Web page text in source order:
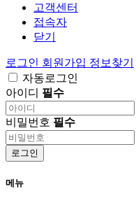
고객센터
접속자
닫기
로그인 회원가입 정보찾기
자동로그인
아이디 필수
비밀번호 필수
로그인
메뉴